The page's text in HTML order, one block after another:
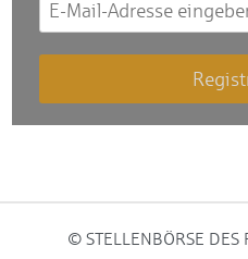
© STELLENBÖRSE DES